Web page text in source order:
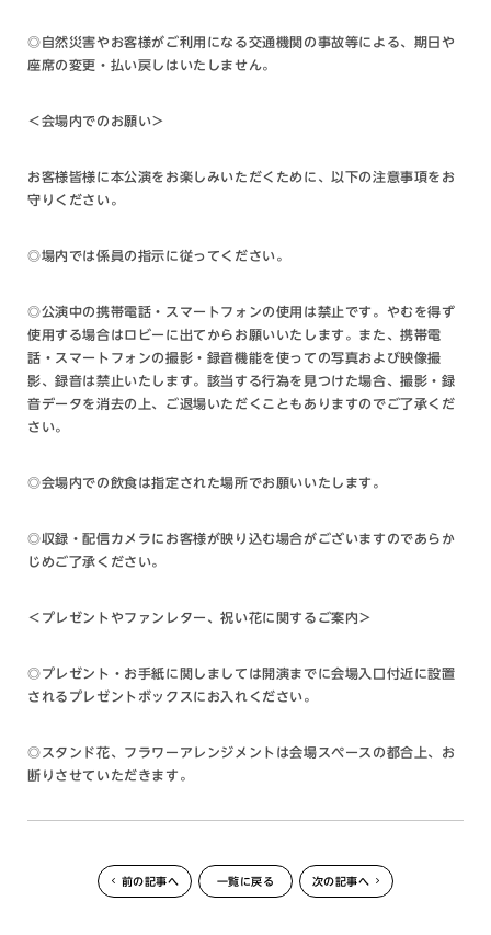
◎自然災害やお客様がご利用になる交通機関の事故等による、期日や
座席の変更・払い戻しはいたしません。
＜会場内でのお願い＞
お客様皆様に本公演をお楽しみいただくために、以下の注意事項をお
守りください。
◎場内では係員の指示に従ってください。
◎公演中の携帯電話・スマートフォンの使用は禁止です。やむを得ず
使用する場合はロビーに出てからお願いいたします。また、携帯電
話・スマートフォンの撮影・録音機能を使っての写真および映像撮
影、録音は禁止いたします。該当する行為を見つけた場合、撮影・録
音データを消去の上、ご退場いただくこともありますのでご了承くだ
さい。
◎会場内での飲食は指定された場所でお願いいたします。
◎収録・配信カメラにお客様が映り込む場合がございますのであらか
じめご了承ください。
＜ プレゼントやファンレター、祝い花に関するご案内＞
◎プレゼント・お手紙に関しましては開演までに会場入口付近に設置
されるプレゼントボックスにお入れください。
◎スタンド花、フラワーアレンジメントは会場スペースの都合上、お
断りさせていただきます。
前の記事へ 一覧に戻る 次の記事へ